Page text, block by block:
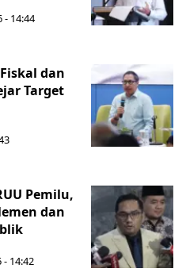
- 14:44
dan
Target
Pemilu,
dan
- 14:42